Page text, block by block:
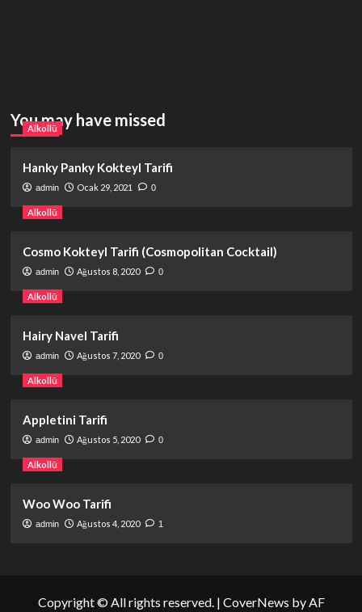
You may have missed
Alkollü
Hanky Panky Kokteyl Tarifi
admin Ocak 29, 2021 0
Alkollü
Cosmo Kokteyl Tarifi (Cosmopolitan Cocktail)
admin Ağustos 8, 2020 0
Alkollü
Hairy Navel Tarifi
admin Ağustos 7, 2020 0
Alkollü
Appletini Tarifi
admin Ağustos 5, 2020 0
Alkollü
Woo Woo Tarifi
admin Ağustos 4, 2020 1
Copyright © All rights reserved. | CoverNews by AF